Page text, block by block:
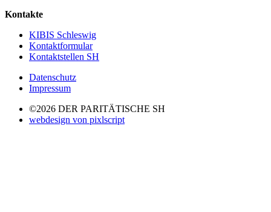
Kontakte
KIBIS Schleswig
Kontaktformular
Kontaktstellen SH
Datenschutz
Impressum
©2026 DER PARITÄTISCHE SH
webdesign von pixlscript